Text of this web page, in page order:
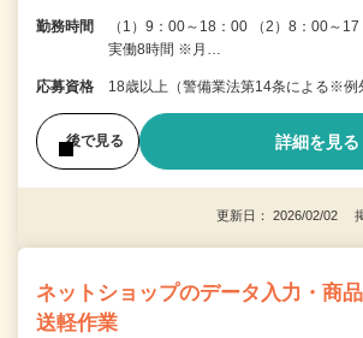
勤務時間
（1）9：00～18：00 （2）8：00～
実働8時間 ※月…
応募資格 18歳以上（警備業法第14条による※例
後で見る 詳細を見る
更新日： 2026/02/02
ネットショップのデータ入力・商
送軽作業